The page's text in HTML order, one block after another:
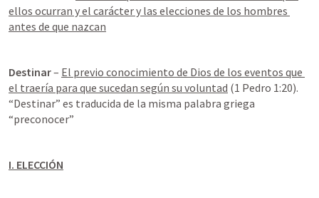
ellos ocurran y el carácter y las elecciones de los hombres
antes de que nazcan
Destinar – El previo conocimiento de Dios de los eventos que
el traería para que sucedan según su voluntad (1 Pedro 1:20).
“Destinar” es traducida de la misma palabra griega
“preconocer”
I. ELECCIÓN